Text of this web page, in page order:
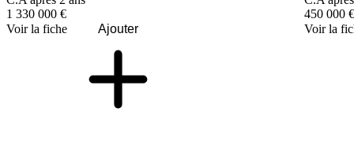
1 330 000 €
Voir la fiche
Ajouter
450 000 €
Voir la